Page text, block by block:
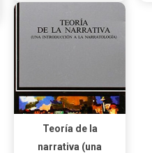
Teoría de la
narrativa (una